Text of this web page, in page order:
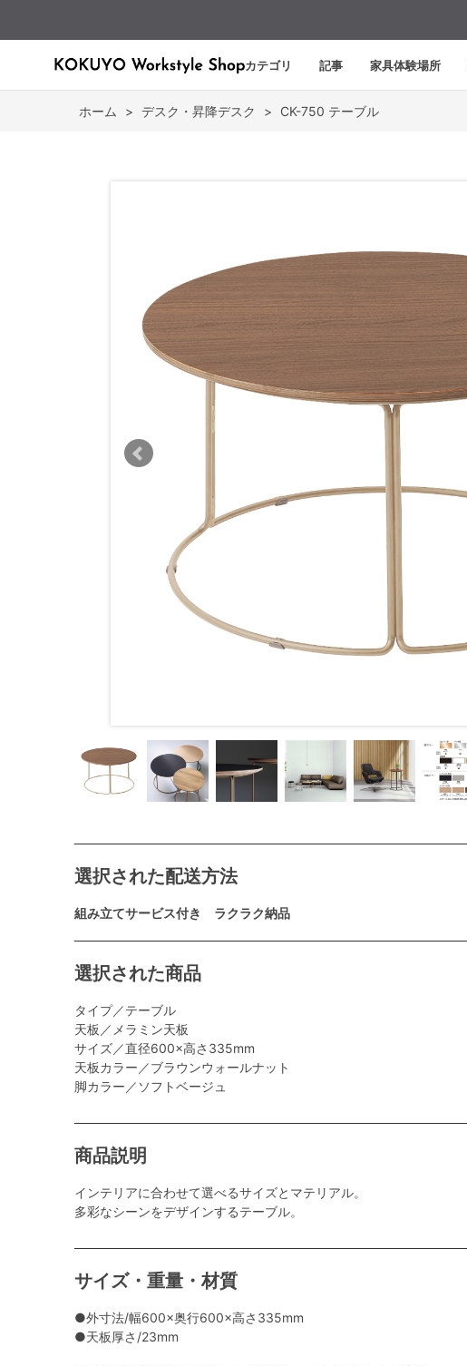
カテゴリ 記事 家具体験場所
ホーム > デスク・昇降デスク > CK-750 テーブル
選択された配送方法
組み立てサービス付き ラクラク納品
選択された商品
タイプ／テーブル
天板／メラミン天板
サイズ／直径600×高さ335mm
天板カラー／ブラウンウォールナット
脚カラー／ソフトベージュ
商品説明
インテリアに合わせて選べるサイズとマテリアル。
多彩なシーンをデザインするテーブル。
サイズ・重量・材質
●外寸法/幅600×奥行600×高さ335mm
●天板厚さ/23mm